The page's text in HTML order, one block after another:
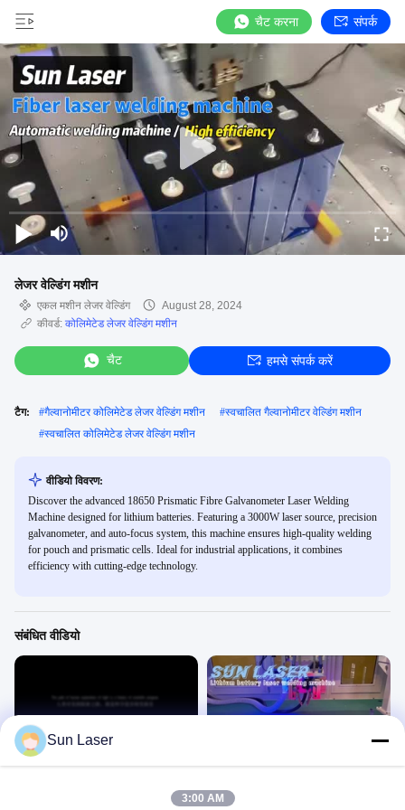
चैट करना संपर्क
लेजर वेल्डिंग मशीन
एकल मशीन लेजर वेल्डिंग
August 28, 2024
कीवर्ड: कोलिमेटेड लेजर वेल्डिंग मशीन
चैट हमसे संपर्क करें
टैग: #गैल्वानोमीटर कोलिमेटेड लेजर वेल्डिंग मशीन #स्वचालित गैल्वानोमीटर वेल्डिंग मशीन
#स्वचालित कोलिमेटेड लेजर वेल्डिंग मशीन
वीडियो विवरण:
Discover the advanced 18650 Prismatic Fibre Galvanometer Laser Welding
Machine designed for lithium batteries. Featuring a 3000W laser source, precision
galvanometer, and auto-focus system, this machine ensures high-quality welding
for pouch and prismatic cells. Ideal for industrial applications, it combines
efficiency with cutting-edge technology.
संबंधित वीडियो
एकल मशीन लेजर वेल्डिंग
Sun Laser
3:00 AM